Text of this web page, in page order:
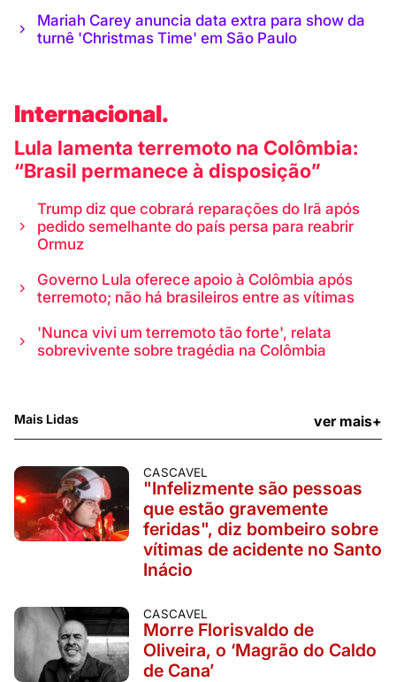
Mariah Carey anuncia data extra para show da
turnê 'Christmas Time' em São Paulo
Internacional.
Lula lamenta terremoto na Colômbia:
“Brasil permanece à disposição”
Trump diz que cobrará reparações do Irã após
pedido semelhante do país persa para reabrir
Ormuz
Governo Lula oferece apoio à Colômbia após
terremoto; não há brasileiros entre as vítimas
'Nunca vivi um terremoto tão forte', relata
sobrevivente sobre tragédia na Colômbia
Mais Lidas ver mais+
CASCAVEL
"Infelizmente são pessoas
que estão gravemente
feridas", diz bombeiro sobre
vítimas de acidente no Santo
Inácio
CASCAVEL
Morre Florisvaldo de
Oliveira, o ‘Magrão do Caldo
de Cana’